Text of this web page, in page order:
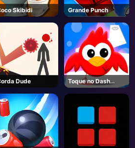
Skibidi Grande Punch
Dude
Toque no Dash
Toque